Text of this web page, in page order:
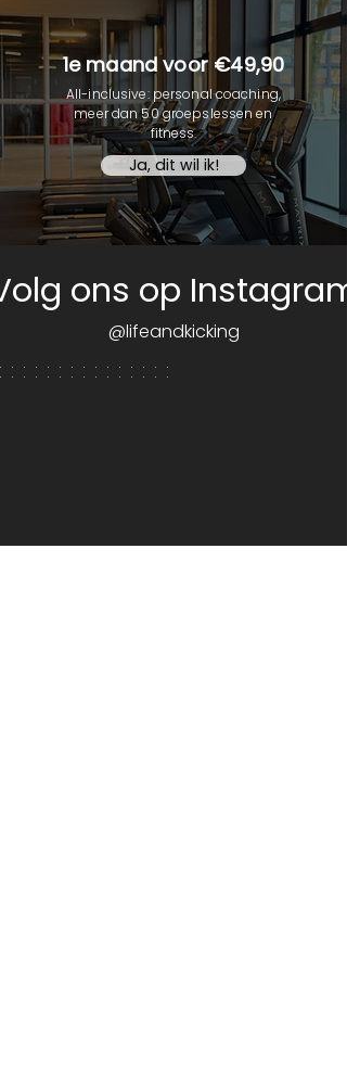
1e maand voor €49,90
All-inclusive: personal coaching,
meer dan 50 groepslessen en
fitness.
Ja, dit wil ik!
ons op Instagram
@lifeandkicking